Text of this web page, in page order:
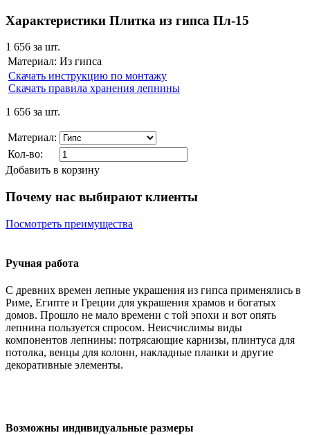
Характеристики Плитка из гипса Пл-15
1 656 за шт.
Материал: Из гипса
Скачать инструкцию по монтажу
Скачать правила хранения лепнины
1 656 за шт.
Материал:
Кол-во:
Добавить в корзину
Почему нас выбирают клиенты
Посмотреть преимущества
Ручная работа
С древних времен лепные украшения из гипса применялись в
Риме, Египте и Греции для украшения храмов и богатых
домов. Прошло не мало времени с той эпохи и вот опять
лепнина пользуется спросом. Неисчислимы виды
компонентов лепнины: потрясающие карнизы, плинтуса для
потолка, венцы для колонн, накладные планки и другие
декоративные элементы.
Возможны индивидуальные размеры